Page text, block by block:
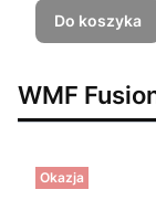
Do koszyka
WMF
Okazja